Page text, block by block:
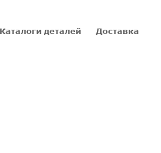
Каталоги деталей Доставка